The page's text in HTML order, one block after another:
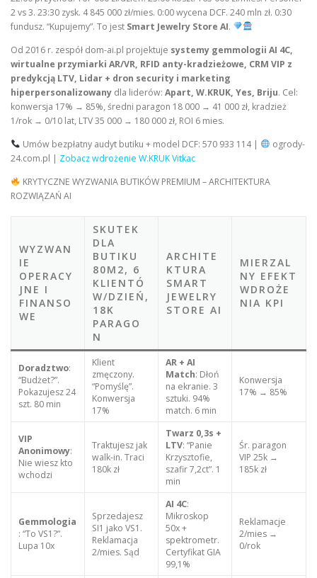
2 vs 3. 23:30 zysk. 4 845 000 zł/mies. 0:00 wycena DCF. 240 mln zł. 0:30
fundusz. “Kupujemy”. To jest Smart Jewelry Store AI.
Od 2016 r. zespół dom-ai.pl projektuje systemy gemmologii AI 4C,
wirtualne przymiarki AR/VR, RFID anty-kradzieżowe, CRM VIP z
predykcją LTV, Lidar + dron security i marketing
hiperpersonalizowany dla liderów: Apart, W.KRUK, Yes, Briju. Cel:
konwersja 17% → 85%, średni paragon 18 000 → 41 000 zł, kradzież
1/rok → 0/10 lat, LTV 35 000 → 180 000 zł, ROI 6 mies.
Umów bezpłatny audyt butiku + model DCF: 570 933 114 |
ogrody-
24.com.pl | Zobacz wdrożenie W.KRUK Vitkac
KRYTYCZNE WYZWANIA BUTIKÓW PREMIUM – ARCHITEKTURA
ROZWIĄZAŃ AI
WYZWAN
IE
OPERACY
JNE I
FINANSO
WE
SKUTEK
DLA
BUTIKU
80M2, 6
KLIENTÓ
W/DZIEŃ,
18K
PARAGO
N
ARCHITE
KTURA
SMART
JEWELRY
STORE AI
MIERZAL
NY EFEKT
WDROŻE
NIA KPI
Doradztwo:
“Budżet?”.
Pokazujesz 24
szt. 80 min
Klient
zmęczony.
“Pomyślę”.
Konwersja
17%
AR + AI
Match: Dłoń
na ekranie. 3
sztuki. 94%
match. 6 min
Konwersja
17% → 85%
VIP
Anonimowy:
Nie wiesz kto
wchodzi
Traktujesz jak
walk-in. Traci
180k zł
Twarz 0,3s +
LTV: “Panie
Krzysztofie,
szafir 7,2ct”. 1
min
Śr. paragon
VIP 25k →
185k zł
Gemmologia
: “To VS1?”.
Lupa 10x
Sprzedajesz
SI1 jako VS1.
Reklamacja
2/mies. Sąd
AI 4C:
Mikroskop
50x +
spektrometr.
Certyfikat GIA
99,1%
Reklamacje
2/mies →
0/rok